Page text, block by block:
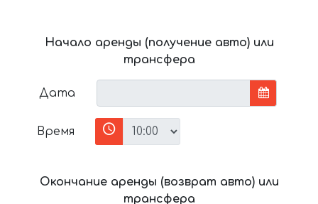
Начало аренды (получение авто) или
трансфера
Дата
Время
Окончание аренды (возврат авто) или
трансфера